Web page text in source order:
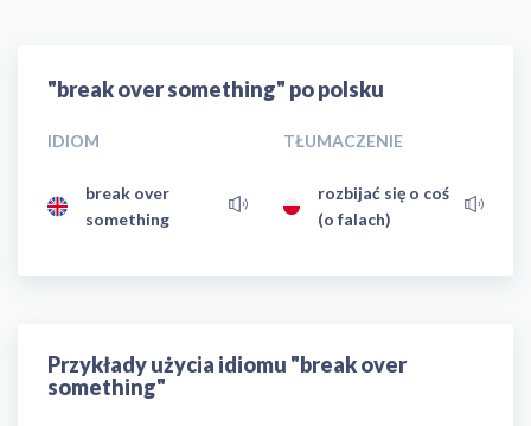
"break over something" po polsku
IDIOM TŁUMACZENIE
break over
something
rozbijać się o coś
(o falach)
Przykłady użycia idiomu "break over
something"